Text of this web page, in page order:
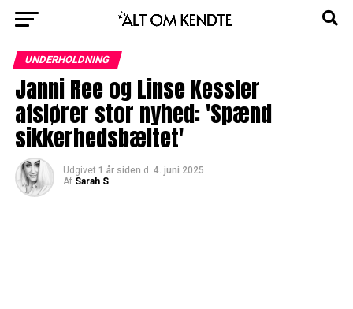
UNDERHOLDNING
Janni Ree og Linse Kessler
afslører stor nyhed: 'Spænd
sikkerhedsbæltet'
Udgivet 1 år siden d. 4. juni 2025
Af Sarah S